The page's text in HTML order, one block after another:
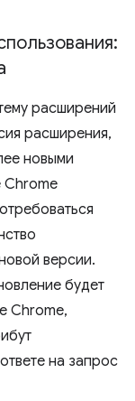
расширений
расширения,
новыми
Chrome
версии.
будет
Chrome,
на запрос